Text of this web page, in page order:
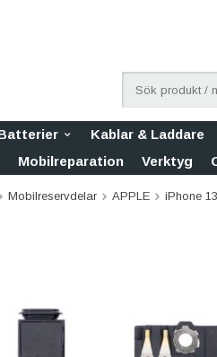
Kablar & Laddare
Mobilreparation Verktyg
Mobilreservdelar APPLE iPhone